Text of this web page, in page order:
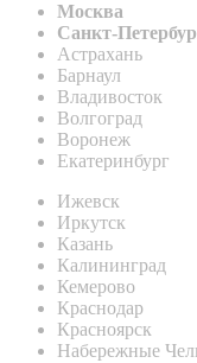
Москва
Санкт-
Астрахань
Барнаул
Владивосток
Волгоград
Воронеж
Екатеринбург
Ижевск
Иркутск
Казань
Калининград
Кемерово
Краснодар
Красноярск
Набережные